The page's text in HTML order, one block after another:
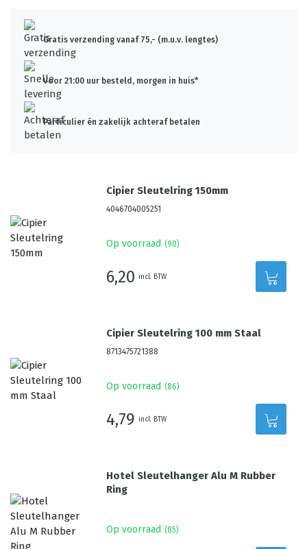
Gratis verzending vanaf 75,- (m.u.v. lengtes)
Voor 21:00 uur besteld, morgen in huis*
Particulier én zakelijk achteraf betalen
Cipier Sleutelring 150mm
4046704005251
Op voorraad (90)
6,20 incl. BTW
Cipier Sleutelring 100 mm Staal
8713475721388
Op voorraad (86)
4,79 incl. BTW
Hotel Sleutelhanger Alu M Rubber
Ring
Op voorraad (85)